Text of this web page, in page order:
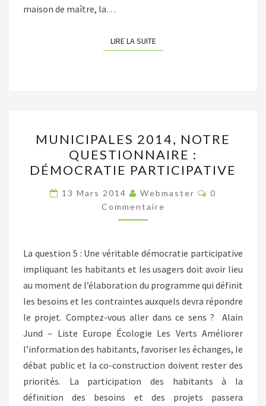
maison de maître, la…
LIRE LA SUITELIRE LA SUITE
2014,
NOTRE
QUESTIONNAIRE
:
DÉMOCRATIE
PARTICIPATIVE
MUNICIPALES 2014, NOTRE
QUESTIONNAIRE :
DÉMOCRATIE PARTICIPATIVE
13 Mars 2014 Webmaster
0
Commentaire
La question 5 : Une véritable démocratie participative
impliquant les habitants et les usagers doit avoir lieu
au moment de l’élaboration du programme qui définit
les besoins et les contraintes auxquels devra répondre
le projet. Comptez-vous aller dans ce sens ? Alain
Jund – Liste Europe Écologie Les Verts Améliorer
l’information des habitants, favoriser les échanges, le
débat public et la co-construction doivent rester des
priorités. La participation des habitants à la
définition des besoins et des projets passera